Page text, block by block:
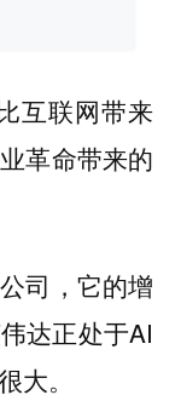
互联网带来
革命带来的
司，它的增
达正处于AI
大。